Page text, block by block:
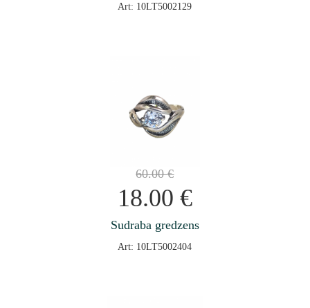
Art: 10LT5002129
60.00€
18.00 €
Sudraba gredzens
Art: 10LT5002404